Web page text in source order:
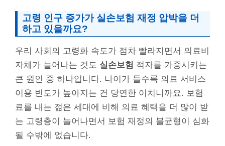
고령 인구 증가가 실손보험 재정 압박을 더
하고 있을까요?
우리 사회의 고령화 속도가 점차 빨라지면서 의료비
자체가 늘어나는 것도 실손보험 적자를 가중시키는
큰 원인 중 하나입니다. 나이가 들수록 의료 서비스
이용 빈도가 높아지는 건 당연한 이치니까요. 보험
료를 내는 젊은 세대에 비해 의료 혜택을 더 많이 받
는 고령층이 늘어나면서 보험 재정의 불균형이 심화
될 수밖에 없습니다.